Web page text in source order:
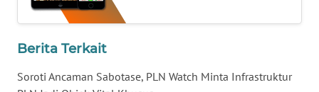
Berita Terkait
Soroti Ancaman Sabotase, PLN Watch Minta Infrastruktur
WN
BALI
KALBAR